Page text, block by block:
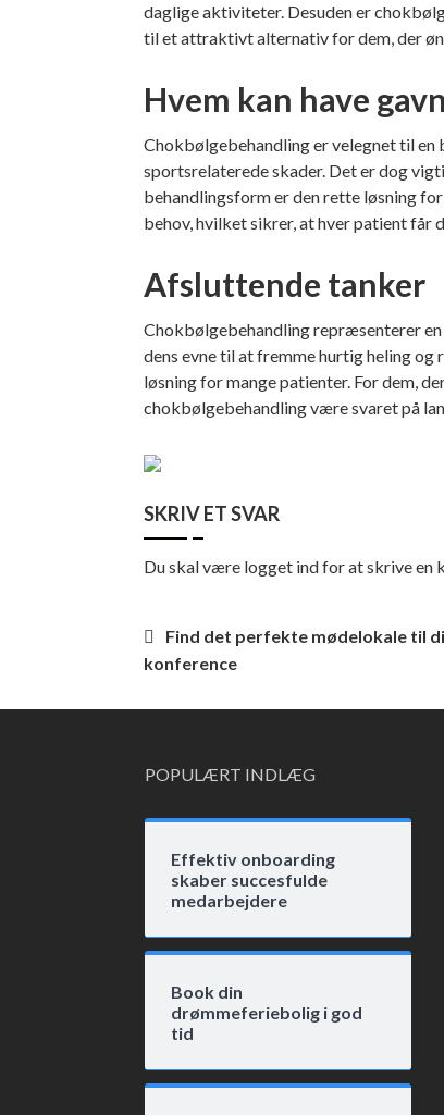
daglige aktiviteter. Desuden er
til et attraktivt alternativ for dem, der
Hvem kan have
Chokbølgebehandling er velegnet til
sportsrelaterede skader. Det er dog
behandlingsform er den rette løsning
behov, hvilket sikrer, at hver patient får
Afsluttende tanker
Chokbølgebehandling repræsenterer
dens evne til at fremme hurtig heling
løsning for mange patienter. For dem,
chokbølgebehandling være svaret på
SKRIV ET SVAR
Du skal være logget indfor at skrive en
Indlægsnavigation
Find det perfekte mødelokale til
konference
POPULÆRT INDLÆG
Effektiv onboarding
skaber succesfulde
medarbejdere
Book din
drømmeferiebolig i god
tid